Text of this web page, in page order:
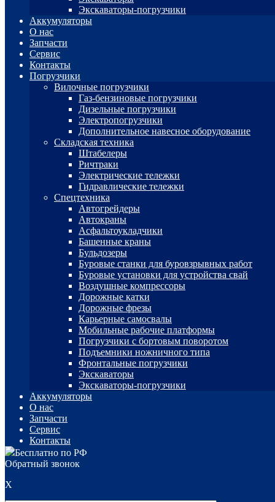
Экскаваторы-погрузчики
Аккумуляторы
О нас
Запчасти
Сервис
Контакты
Погрузчики
Вилочные погрузчики
Газ-бензиновые погрузчики
Дизельные погрузчики
Электропогрузчики
Дополнительное навесное оборудование
Складская техника
Штабелеры
Ричтраки
Электрические тележки
Гидравлические тележки
Спецтехника
Автогрейдеры
Автокраны
Асфальтоукладчики
Башенные краны
Бульдозеры
Буровые станки для буровзрывных работ
Буровые установки для устройства свай
Воздушные компрессоры
Дорожные катки
Дорожные фрезы
Карьерные самосвалы
Мобильные рабочие платформы
Погрузчики с бортовым поворотом
Подъемники ножничного типа
Фронтальные погрузчики
Экскаваторы
Экскаваторы-погрузчики
Аккумуляторы
О нас
Запчасти
Сервис
Контакты
Бесплатно по РФ
Обратный звонок
X